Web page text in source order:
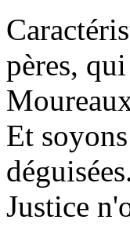
pères,
Et
Justice